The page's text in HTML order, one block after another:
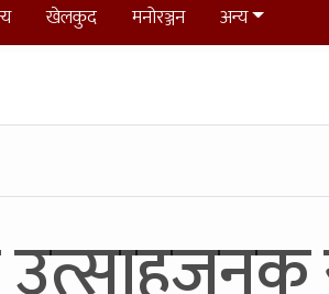
खेलकुद मनोरञ्जन अन्य